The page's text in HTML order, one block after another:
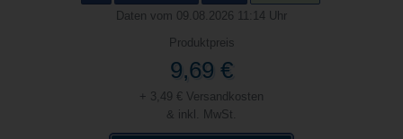
Daten vom 09.08.2026 11:14 Uhr
Produktpreis
9,69 €
+ 3,49 € Versandkosten
& inkl. MwSt.